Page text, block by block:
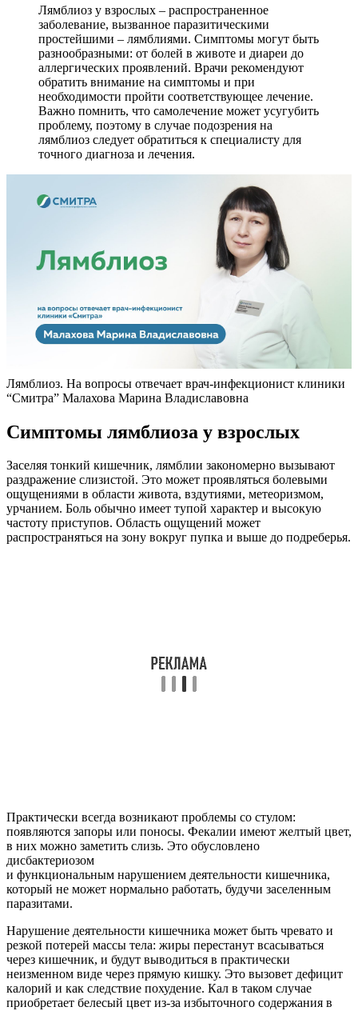
Лямблиоз у взрослых – распространенное
заболевание, вызванное паразитическими
простейшими – лямблиями. Симптомы могут быть
разнообразными: от болей в животе и диареи до
аллергических проявлений. Врачи рекомендуют
обратить внимание на симптомы и при
необходимости пройти соответствующее лечение.
Важно помнить, что самолечение может усугубить
проблему, поэтому в случае подозрения на
лямблиоз следует обратиться к специалисту для
точного диагноза и лечения.
Лямблиоз. На вопросы отвечает врач-инфекционист клиники
“Смитра” Малахова Марина Владиславовна
Симптомы лямблиоза у взрослых
Заселяя тонкий кишечник, лямблии закономерно вызывают
раздражение слизистой. Это может проявляться болевыми
ощущениями в области живота, вздутиями, метеоризмом,
урчанием. Боль обычно имеет тупой характер и высокую
частоту приступов. Область ощущений может
распространяться на зону вокруг пупка и выше до подреберья.
Практически всегда возникают проблемы со стулом:
появляются запоры или поносы. Фекалии имеют желтый цвет,
в них можно заметить слизь. Это обусловлено
дисбактериозом
и функциональным нарушением деятельности кишечника,
который не может нормально работать, будучи заселенным
паразитами.
Нарушение деятельности кишечника может быть чревато и
резкой потерей массы тела: жиры перестанут всасываться
через кишечник, и будут выводиться в практически
неизменном виде через прямую кишку. Это вызовет дефицит
калорий и как следствие похудение. Кал в таком случае
приобретает белесый цвет из-за избыточного содержания в